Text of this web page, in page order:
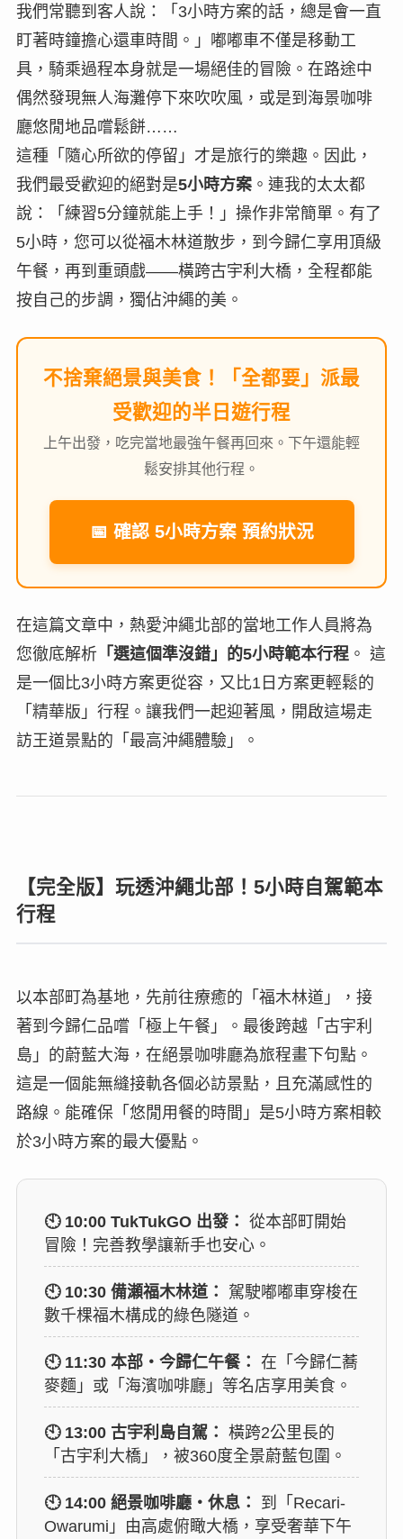
我們常聽到客人說：「3小時方案的話，總是會一直
盯著時鐘擔心還車時間。」嘟嘟車不僅是移動工
具，騎乘過程本身就是一場絕佳的冒險。在路途中
偶然發現無人海灘停下來吹吹風，或是到海景咖啡
廳悠閒地品嚐鬆餅……
這種「隨心所欲的停留」才是旅行的樂趣。因此，
我們最受歡迎的絕對是5小時方案。連我的太太都
說：「練習5分鐘就能上手！」操作非常簡單。有了
5小時，您可以從福木林道散步，到今歸仁享用頂級
午餐，再到重頭戲——橫跨古宇利大橋，全程都能
按自己的步調，獨佔沖繩的美。
不捨棄絕景與美食！「全都要」派最
受歡迎的半日遊行程
上午出發，吃完當地最強午餐再回來。下午還能輕
鬆安排其他行程。
📅 確認 5小時方案 預約狀況
在這篇文章中，熱愛沖繩北部的當地工作人員將為
您徹底解析「選這個準沒錯」的5小時範本行程。 這
是一個比3小時方案更從容，又比1日方案更輕鬆的
「精華版」行程。讓我們一起迎著風，開啟這場走
訪王道景點的「最高沖繩體驗」。
【完全版】玩透沖繩北部！5小時自駕範本
行程
以本部町為基地，先前往療癒的「福木林道」，接
著到今歸仁品嚐「極上午餐」。最後跨越「古宇利
島」的蔚藍大海，在絕景咖啡廳為旅程畫下句點。
這是一個能無縫接軌各個必訪景點，且充滿感性的
路線。能確保「悠閒用餐的時間」是5小時方案相較
於3小時方案的最大優點。
🕙 10:00 TukTukGO 出發： 從本部町開始
冒險！完善教學讓新手也安心。
🕙 10:30 備瀬福木林道：
駕駛嘟嘟車穿梭在
數千棵福木構成的綠色隧道。
🕙 11:30 本部・今歸仁午餐： 在「今歸仁蕎
麥麵」或「海濱咖啡廳」等名店享用美食。
🕙 13:00 古宇利島自駕： 橫跨2公里長的
「古宇利大橋」，被360度全景蔚藍包圍。
🕙 14:00 絕景咖啡廳・休息：
到「Recari-
Owarumi」由高處俯瞰大橋，享受奢華下午